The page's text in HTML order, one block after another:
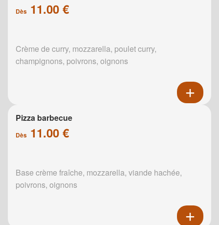
Dès 11.00 €
Crème de curry, mozzarella, poulet curry,
champignons, poivrons, oignons
Pizza barbecue
Dès 11.00 €
Base crème fraîche, mozzarella, viande hachée,
poivrons, oignons